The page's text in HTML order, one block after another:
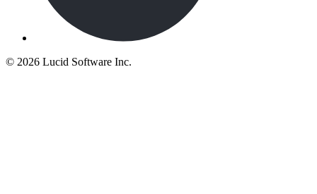
© 2026 Lucid Software Inc.